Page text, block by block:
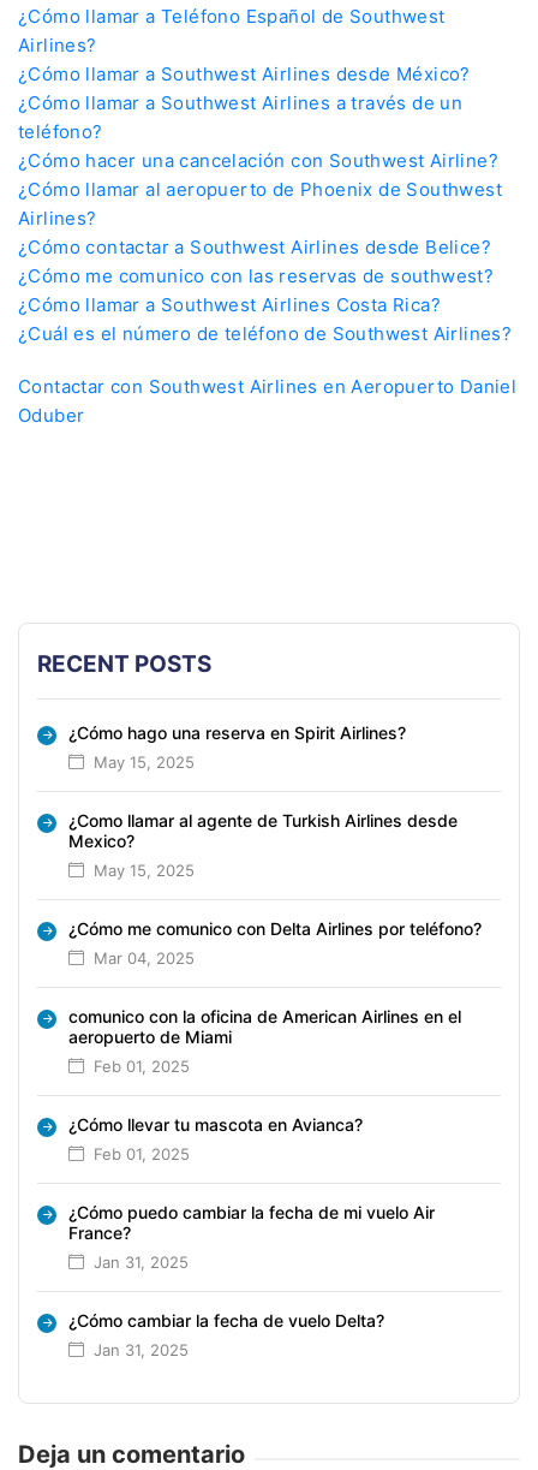
¿Cómo llamar a Teléfono Español de Southwest
Airlines?
¿Cómo llamar a Southwest Airlines desde México?
¿Cómo llamar a Southwest Airlines a través de un
teléfono?
¿Cómo hacer una cancelación con Southwest Airline?
¿Cómo llamar al aeropuerto de Phoenix de Southwest
Airlines?
¿Cómo contactar a Southwest Airlines desde Belice?
¿Cómo me comunico con las reservas de southwest?
¿Cómo llamar a Southwest Airlines Costa Rica?
¿Cuál es el número de teléfono de Southwest Airlines?
Contactar con Southwest Airlines en Aeropuerto Daniel
Oduber
RECENT POSTS
¿Cómo hago una reserva en Spirit Airlines?
May 15, 2025
¿Como llamar al agente de Turkish Airlines desde
Mexico?
May 15, 2025
¿Cómo me comunico con Delta Airlines por teléfono?
Mar 04, 2025
comunico con la oficina de American Airlines en el
aeropuerto de Miami
Feb 01, 2025
¿Cómo llevar tu mascota en Avianca?
Feb 01, 2025
¿Cómo puedo cambiar la fecha de mi vuelo Air
France?
Jan 31, 2025
¿Cómo cambiar la fecha de vuelo Delta?
Jan 31, 2025
Deja un comentario